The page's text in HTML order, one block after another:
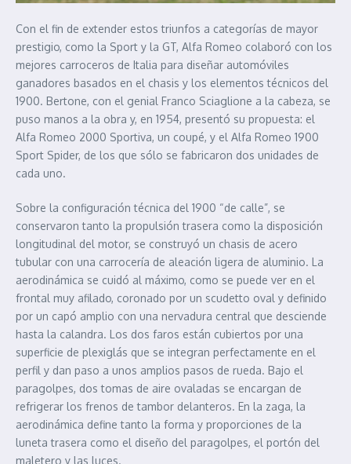
Con el fin de extender estos triunfos a categorías de mayor
prestigio, como la Sport y la GT, Alfa Romeo colaboró con los
mejores carroceros de Italia para diseñar automóviles
ganadores basados en el chasis y los elementos técnicos del
1900. Bertone, con el genial Franco Sciaglione a la cabeza, se
puso manos a la obra y, en 1954, presentó su propuesta: el
Alfa Romeo 2000 Sportiva, un coupé, y el Alfa Romeo 1900
Sport Spider, de los que sólo se fabricaron dos unidades de
cada uno.
Sobre la configuración técnica del 1900 “de calle”, se
conservaron tanto la propulsión trasera como la disposición
longitudinal del motor, se construyó un chasis de acero
tubular con una carrocería de aleación ligera de aluminio. La
aerodinámica se cuidó al máximo, como se puede ver en el
frontal muy afilado, coronado por un scudetto oval y definido
por un capó amplio con una nervadura central que desciende
hasta la calandra. Los dos faros están cubiertos por una
superficie de plexiglás que se integran perfectamente en el
perfil y dan paso a unos amplios pasos de rueda. Bajo el
paragolpes, dos tomas de aire ovaladas se encargan de
refrigerar los frenos de tambor delanteros. En la zaga, la
aerodinámica define tanto la forma y proporciones de la
luneta trasera como el diseño del paragolpes, el portón del
maletero y las luces.